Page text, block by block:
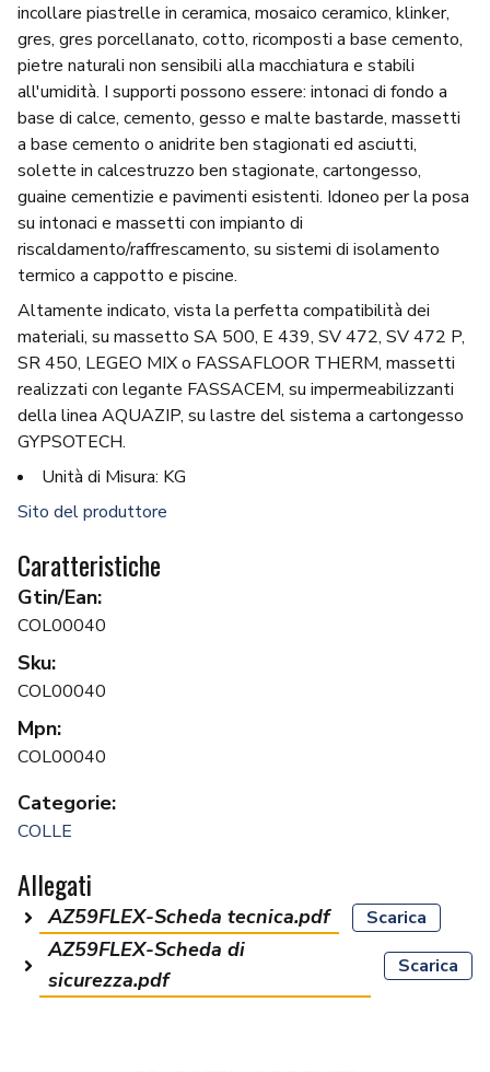
incollare piastrelle in ceramica, mosaico ceramico, klinker,
gres, gres porcellanato, cotto, ricomposti a base cemento,
pietre naturali non sensibili alla macchiatura e stabili
all'umidità. I supporti possono essere: intonaci di fondo a
base di calce, cemento, gesso e malte bastarde, massetti
a base cemento o anidrite ben stagionati ed asciutti,
solette in calcestruzzo ben stagionate, cartongesso,
guaine cementizie e pavimenti esistenti. Idoneo per la posa
su intonaci e massetti con impianto di
riscaldamento/raffrescamento, su sistemi di isolamento
termico a cappotto e piscine.
Altamente indicato, vista la perfetta compatibilità dei
materiali, su massetto SA 500, E 439, SV 472, SV 472 P,
SR 450, LEGEO MIX o FASSAFLOOR THERM, massetti
realizzati con legante FASSACEM, su impermeabilizzanti
della linea AQUAZIP, su lastre del sistema a cartongesso
GYPSOTECH.
Unità di Misura: KG
Sito del produttore
Caratteristiche
Gtin/Ean:
COL00040
Sku:
COL00040
Mpn:
COL00040
Categorie:
COLLE
Allegati
AZ59FLEX-Scheda tecnica.pdf Scarica
AZ59FLEX-Scheda di
sicurezza.pdf
Scarica